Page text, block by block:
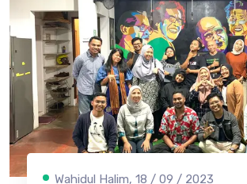
Wahidul Halim, 18 / 09 / 2023